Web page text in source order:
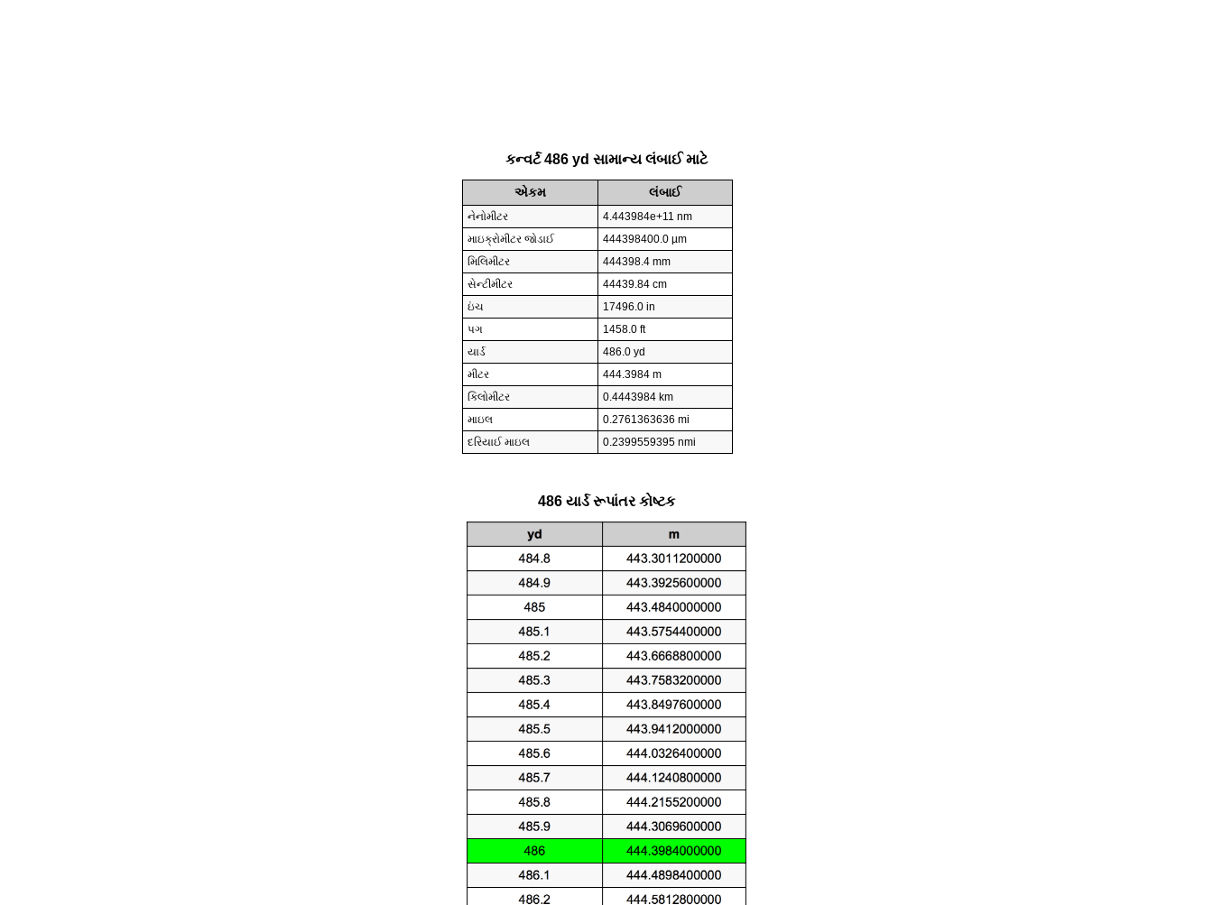
કન્વર્ટ 486 yd સામાન્ય લંબાઈ માટે
એકમ લંબાઈ
નેનોમીટર
4.443984e+11 nm
માઇક્રોમીટર જોડાઈ
444398400.0 µm
મિલિમીટર
444398.4 mm
સેન્ટીમીટર
44439.84 cm
ઇંચ
17496.0 in
પગ
1458.0 ft
યાર્ડ
486.0 yd
મીટર
444.3984 m
કિલોમીટર
0.4443984 km
માઇલ
0.2761363636 mi
દરિયાઈ માઇલ
0.2399559395 nmi
486 યાર્ડ રૂપાંતર કોષ્ટક